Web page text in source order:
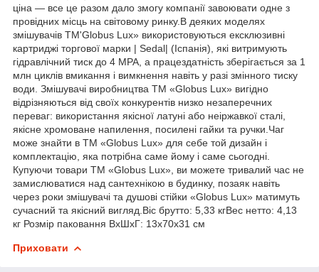
ціна — все це разом дало змогу компанії завоювати одне з
провідних місць на світовому ринку.В деяких моделях
змішувачів ТМ'Globus Lux» використовуються ексклюзивні
картриджі торгової марки | Sedal| (Іспанія), які витримують
гідравлічний тиск до 4 МРА, а працездатність зберігається за 1
млн циклів вмикання і вимкнення навіть у разі змінного тиску
води. Змішувачі виробництва ТМ «Globus Lux» вигідно
відрізняються від своїх конкурентів низко незаперечних
переваг: використання якісної латуні або неіржавкої сталі,
якісне хромоване напилення, посилені гайки та ручки.Чаг
може знайти в ТМ «Globus Lux» для себе той дизайн і
комплектацію, яка потрібна саме йому і саме сьогодні.
Купуючи товари ТМ «Globus Lux», ви можете тривалий час не
замислюватися над сантехнікою в будинку, позаяк навіть
через роки змішувачі та душові стійки «Globus Lux» матимуть
сучасний та якісний вигляд.Віс брутто: 5,33 кгВес нетто: 4,13
кг Розмір паковання ВхШхГ: 13х70х31 см
Приховати